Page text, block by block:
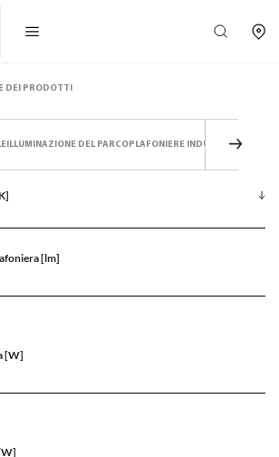
DEI PRODOTTI
ILLUMINAZIONE DEL PARCOPLAFONIERE INDUSTRIALI
[lm]
[W]